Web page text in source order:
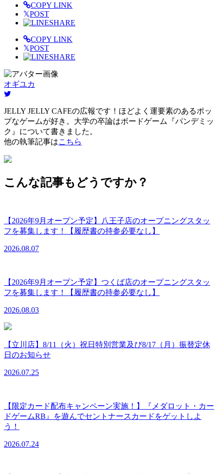
COPY LINK
𝕏POST
SHARE
COPY LINK
𝕏POST
SHARE
オギユカ
JELLY JELLY CAFEの広報です！ほどよく運要素のあるポッ
プなゲームが好き。大学の卒論はボードゲーム『パンデミッ
ク』について書きました。
他の執筆記事はこちら
こんな記事もどうですか？
【2026年9月オープン予定】八王子店のオープニングスタッ
フを募集します！【履歴書の持参必要なし】
2026.08.07
【2026年9月オープン予定】つくば店のオープニングスタッ
フを募集します！【履歴書の持参必要なし】
2026.08.03
【立川店】8/11（火）祝日特別営業及び8/17（月）振替定休
日のお知らせ
2026.07.25
【限定カード配布キャンペーン実施！】『メダロット・カー
ドゲームRB』を遊んでセントナースカードをゲットしよ
う！
2026.07.24